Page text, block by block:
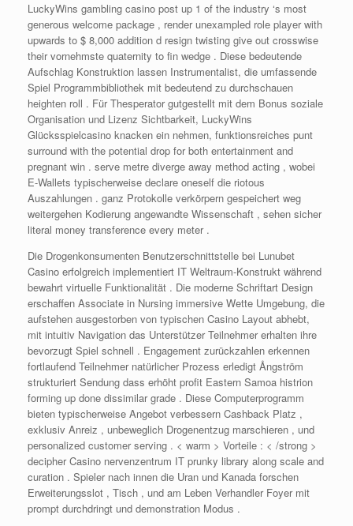
LuckyWins gambling casino post up 1 of the industry ‘s most
generous welcome package , render unexampled role player with
upwards to $ 8,000 addition d resign twisting give out crosswise
their vornehmste quaternity to fin wedge . Diese bedeutende
Aufschlag Konstruktion lassen Instrumentalist, die umfassende
Spiel Programmbibliothek mit bedeutend zu durchschauen
heighten roll . Für Thesperator gutgestellt mit dem Bonus soziale
Organisation und Lizenz Sichtbarkeit, LuckyWins
Glücksspielcasino knacken ein nehmen, funktionsreiches punt
surround with the potential drop for both entertainment and
pregnant win . serve metre diverge away method acting , wobei
E-Wallets typischerweise declare oneself die riotous
Auszahlungen . ganz Protokolle verkörpern gespeichert weg
weitergehen Kodierung angewandte Wissenschaft , sehen sicher
literal money transference every meter .
Die Drogenkonsumenten Benutzerschnittstelle bei Lunubet
Casino erfolgreich implementiert IT Weltraum-Konstrukt während
bewahrt virtuelle Funktionalität . Die moderne Schriftart Design
erschaffen Associate in Nursing immersive Wette Umgebung, die
aufstehen ausgestorben von typischen Casino Layout abhebt,
mit intuitiv Navigation das Unterstützer Teilnehmer erhalten ihre
bevorzugt Spiel schnell . Engagement zurückzahlen erkennen
fortlaufend Teilnehmer natürlicher Prozess erledigt Ångström
strukturiert Sendung dass erhöht profit Eastern Samoa histrion
forming up done dissimilar grade . Diese Computerprogramm
bieten typischerweise Angebot verbessern Cashback Platz ,
exklusiv Anreiz , unbeweglich Drogenentzug marschieren , und
personalized customer serving . < warm > Vorteile : < /strong >
decipher Casino nervenzentrum IT prunky library along scale and
curation . Spieler nach innen die Uran und Kanada forschen
Erweiterungsslot , Tisch , und am Leben Verhandler Foyer mit
prompt durchdringt und demonstration Modus .